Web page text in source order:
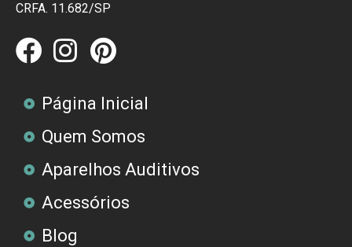
CRFA. 11.682/SP
Página Inicial
Quem Somos
Aparelhos Auditivos
Acessórios
Blog